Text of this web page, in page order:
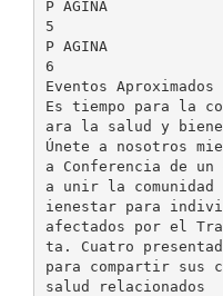
P AGINA
5
P AGINA
6
Eventos
Es tiempo para la
ara la salud y
Únete a nosotros
a Conferencia de
a unir la
ienestar para
afectados por el
ta. Cuatro
para compartir sus
salud relacionados